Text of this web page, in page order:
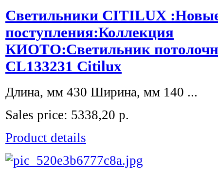
Светильники CITILUX
поступления:Коллекция
КИОТО:Светильник
CL133231 Citilux
Длина, мм 430 Ширина, мм 140 ...
Sales price: 5338,20 р.
Product details